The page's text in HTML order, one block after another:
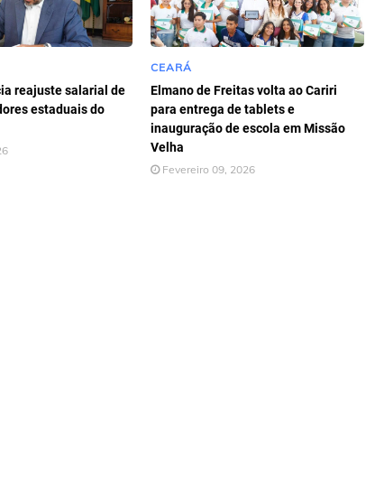
reajuste salarial de
estaduais do
CEARÁ
Elmano de Freitas volta ao Cariri
para entrega de tablets e
inauguração de escola em Missão
Velha
Fevereiro 09, 2026